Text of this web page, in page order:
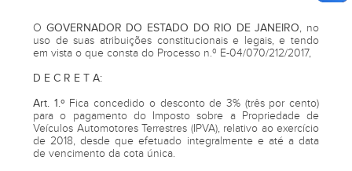
O GOVERNADOR DO ESTADO DO RIO DE JANEIRO, no
uso de suas atribuições constitucionais e legais, e tendo
em vista o que consta do Processo n.º E-04/070/212/2017,
D E C R E T A:
Art. 1.º Fica concedido o desconto de 3% (três por cento)
para o pagamento do Imposto sobre a Propriedade de
Veículos Automotores Terrestres (IPVA), relativo ao exercício
de 2018, desde que efetuado integralmente e até a data
de vencimento da cota única.